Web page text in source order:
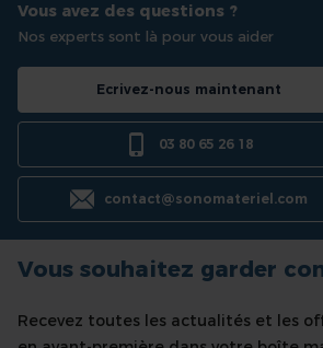
Vous avez des questions ?
Nos experts sont là pour vous aider
Ecrivez-nous maintenant
03 80 65 26 18
contact@sonomateriel.com
Vous souhaitez garder
Recevez toutes les actualités et les